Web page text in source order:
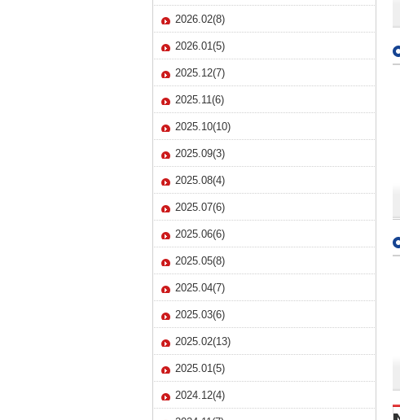
2026.02(8)
2026.01(5)
2025.12(7)
2025.11(6)
2025.10(10)
2025.09(3)
2025.08(4)
2025.07(6)
2025.06(6)
2025.05(8)
2025.04(7)
2025.03(6)
2025.02(13)
2025.01(5)
2024.12(4)